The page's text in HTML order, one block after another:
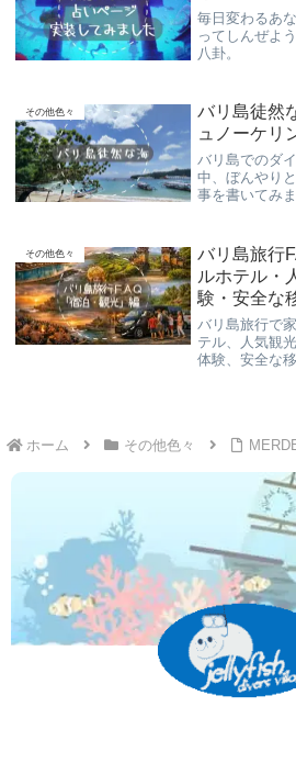
毎日変わるあ
ってしんぜよ
八卦。
その他色々
バリ島徒然
ュノーケリ
バリ島でのダ
中、ぼんやり
事を書いてみ
その他色々
バリ島旅行
ルホテル・
験・安全な
バリ島旅行で
テル、人気観
体験、安全な
ホーム その他色々